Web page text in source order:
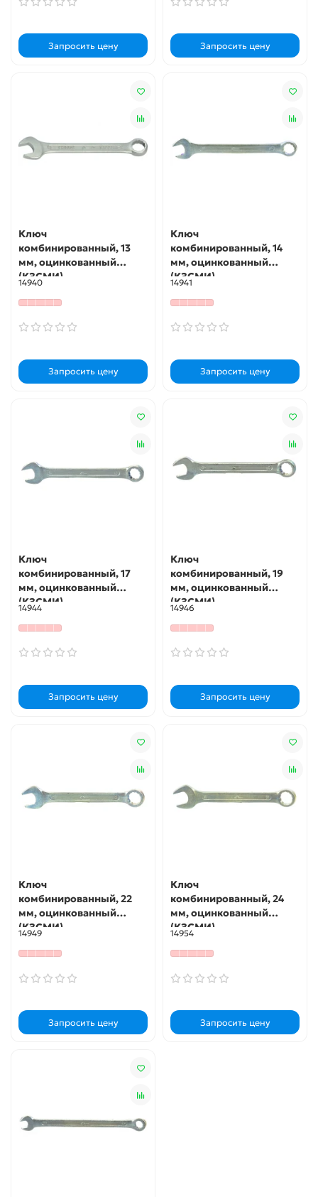
Запросить цену Запросить цену
Ключ
комбинированный, 13
мм, оцинкованный
(КЗСМИ)
14940
Запросить цену
Ключ
комбинированный, 14
мм, оцинкованный
(КЗСМИ)
14941
Запросить цену
Ключ
комбинированный, 17
мм, оцинкованный
(КЗСМИ)
14944
Запросить цену
Ключ
комбинированный, 19
мм, оцинкованный
(КЗСМИ)
14946
Запросить цену
Ключ
комбинированный, 22
мм, оцинкованный
(КЗСМИ)
14949
Запросить цену
Ключ
комбинированный, 24
мм, оцинкованный
(КЗСМИ)
14954
Запросить цену